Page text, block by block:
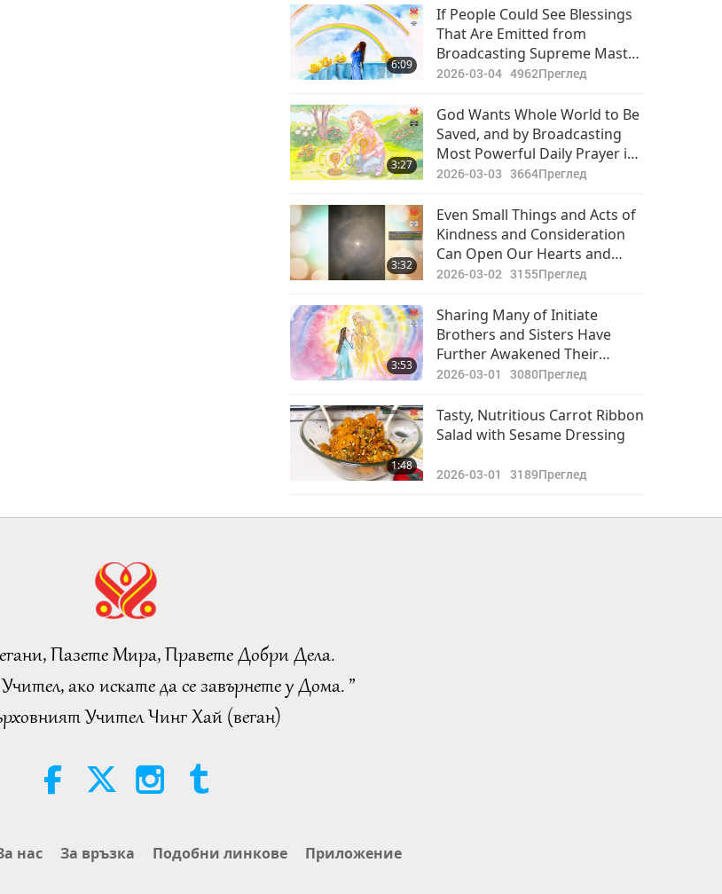
14
25:40
Важните Новини
2018-05-14 4270
Преглед
15
22:19
Важните Новини
2018-05-154785
Преглед
18:22
Важните Новини
2018-05-164708
Преглед
17
20:55
Важните Новини
2018-05-174736
Преглед
18
Важните Новини
2018-05-184569
Преглед
6:09
If People Could See Blessings
That Are Emitted from
Broadcasting Supreme Master
TV Max, Every Sincere Person
Humble Gratitude at the Grace
Almighty God Has Afforded Us
at This Time
2026-03-04 4962Преглед
3:27
God Wants Whole World to Be
Saved, and by Broadcasting
Most Powerful Daily Prayer in
Our Homes and Everywhere
Help God’s Plan Unfold for All
Earth
2026-03-03 3664Преглед
3:32
Even Small Things and Acts of
Kindness and Consideration
Can Open Our Hearts and
Allow God’s Love to Connect
Aligned with It
2026-03-02 3155Преглед
3:53
Sharing Many of Initiate
Brothers and Sisters Have
Further Awakened Their
Compassion, Kindness, and
Is Transformation That Will
Serve to Lead Âu Lạc (Vietnam)
2026-03-01 3080Преглед
1:48
Tasty, Nutritious Carrot Ribbon
Salad with Sesame Dressing
2026-03-01 3189Преглед
Пазете Мира, Правете Добри Дела.
ако искате да се завърнете у Дома. ”
Учител Чинг Хай (веган)
нас За връзка Подобни линкове Приложение